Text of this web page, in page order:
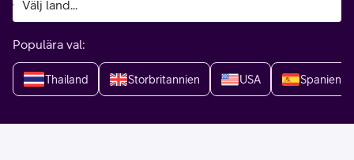
Populära val:
Thailand Storbritannien USA Spanien